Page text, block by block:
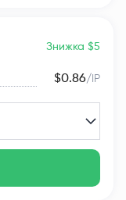
Знижка $5
$0.86/IP